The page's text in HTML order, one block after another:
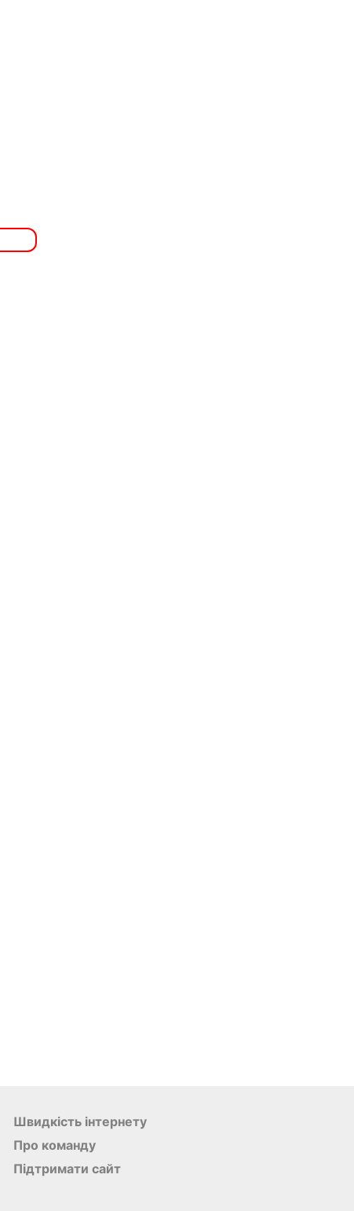
Швидкість інтернету
Про команду
Підтримати сайт